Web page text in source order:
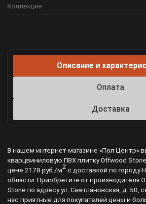
Коллекция:
Описание и
Оплата
Доставка
В нашем интернет-магазине «Пол Центр»
кварцвиниловую ПВХ плитку Offwood
цене 2178 руб./м2с доставкой по городу
области. Приобретите от производителя
Stone по адресу ул. Светлановская, д. 50,
нас приятные для покупателей цены и